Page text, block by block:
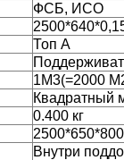
ФСБ, ИСО
Топ А
1M3(=2000
Квадратный
0.400 кг
Внутри